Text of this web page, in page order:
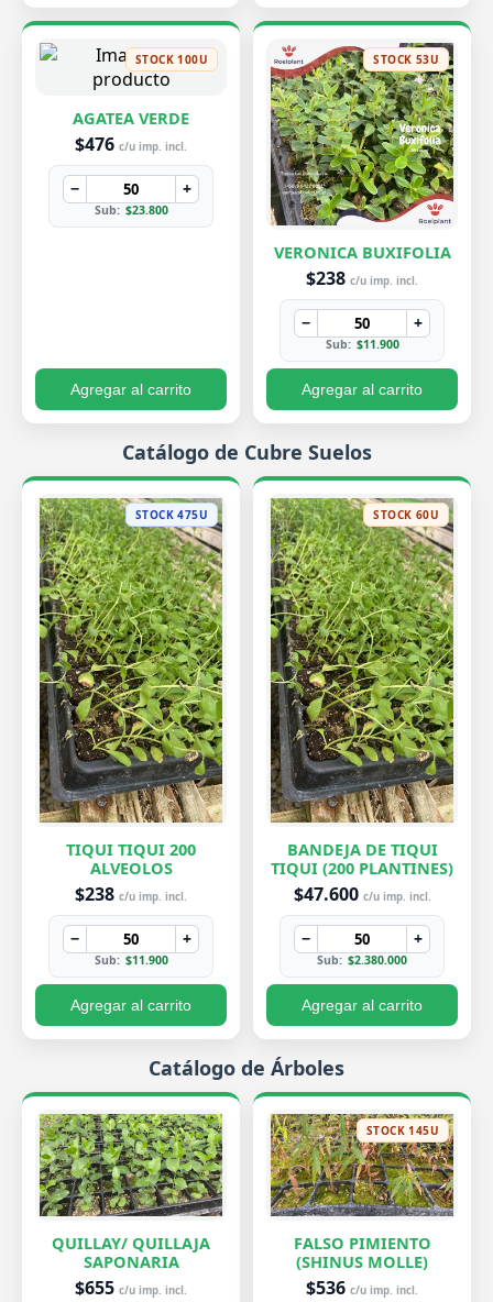
STOCK 100U
AGATEA VERDE
$476 c/u imp. incl.
− +
Sub: $23.800
Agregar al carrito
STOCK 53U
VERONICA BUXIFOLIA
$238 c/u imp. incl.
− +
Sub: $11.900
Agregar al carrito
Catálogo de Cubre Suelos
STOCK 475U
TIQUI TIQUI 200
ALVEOLOS
$238 c/u imp. incl.
− +
Sub: $11.900
Agregar al carrito
STOCK 60U
BANDEJA DE TIQUI
TIQUI (200 PLANTINES)
$47.600 c/u imp. incl.
− +
Sub: $2.380.000
Agregar al carrito
Catálogo de Árboles
QUILLAY/ QUILLAJA
SAPONARIA
$655 c/u imp. incl.
STOCK 145U
FALSO PIMIENTO
(SHINUS MOLLE)
$536 c/u imp. incl.